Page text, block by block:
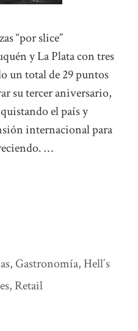
“por slice”
y La Plata con tres
un total de 29 puntos
su tercer aniversario,
el país y
internacional para
…
, Gastronomía, Hell´s
, Retail